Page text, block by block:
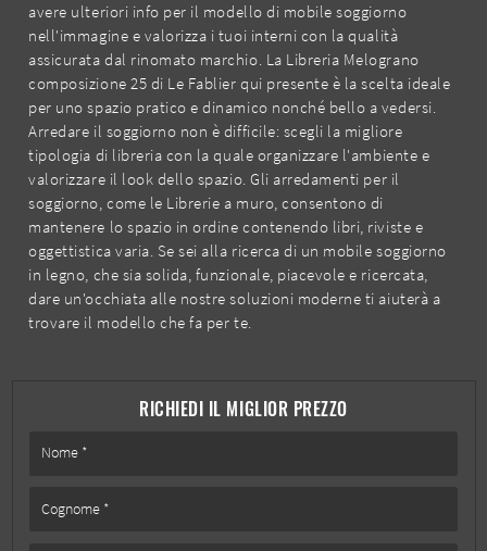
RICHIEDI IL MIGLIOR PREZZO
avere ulteriori info per il modello di mobile soggiorno
nell'immagine e valorizza i tuoi interni con la qualità
assicurata dal rinomato marchio. La Libreria Melograno
composizione 25 di Le Fablier qui presente è la scelta ideale
per uno spazio pratico e dinamico nonché bello a vedersi.
Arredare il soggiorno non è difficile: scegli la migliore
tipologia di libreria con la quale organizzare l'ambiente e
valorizzare il look dello spazio. Gli arredamenti per il
soggiorno, come le Librerie a muro, consentono di
mantenere lo spazio in ordine contenendo libri, riviste e
oggettistica varia. Se sei alla ricerca di un mobile soggiorno
in legno, che sia solida, funzionale, piacevole e ricercata,
dare un'occhiata alle nostre soluzioni moderne ti aiuterà a
trovare il modello che fa per te.